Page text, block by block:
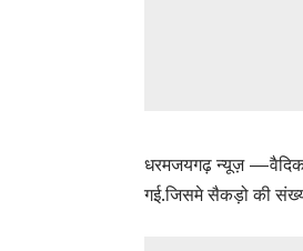
धरमजयगढ़ न्यूज़ —वैदिक
गई.जिसमे सैकड़ो की